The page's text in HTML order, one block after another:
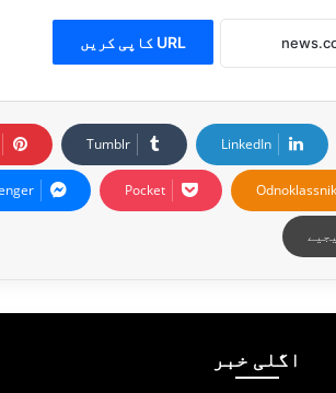
URL کاپی کریں
LinkedIn
Tumblr
Pocket
اگلی خبر